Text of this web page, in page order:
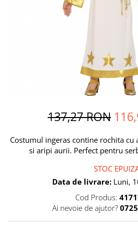
Suflatori si Coifuri
Petrecere Star Wars
Petrecere Buburuza Miraculoasa
Petrecere Ferma Animalelor
Petrecere LOL Surprise
Petrecere Lovely Swan
Petrecere Mica Sirena
Petrecere Printese Disney
Petreceri Adulti
137,27 RON
Costumul ingeras contine rochita
si aripi aurii. Perfect pentru
STOC
Data de livrare: Luni,
Cod Produs:
Ai nevoie de ajutor?